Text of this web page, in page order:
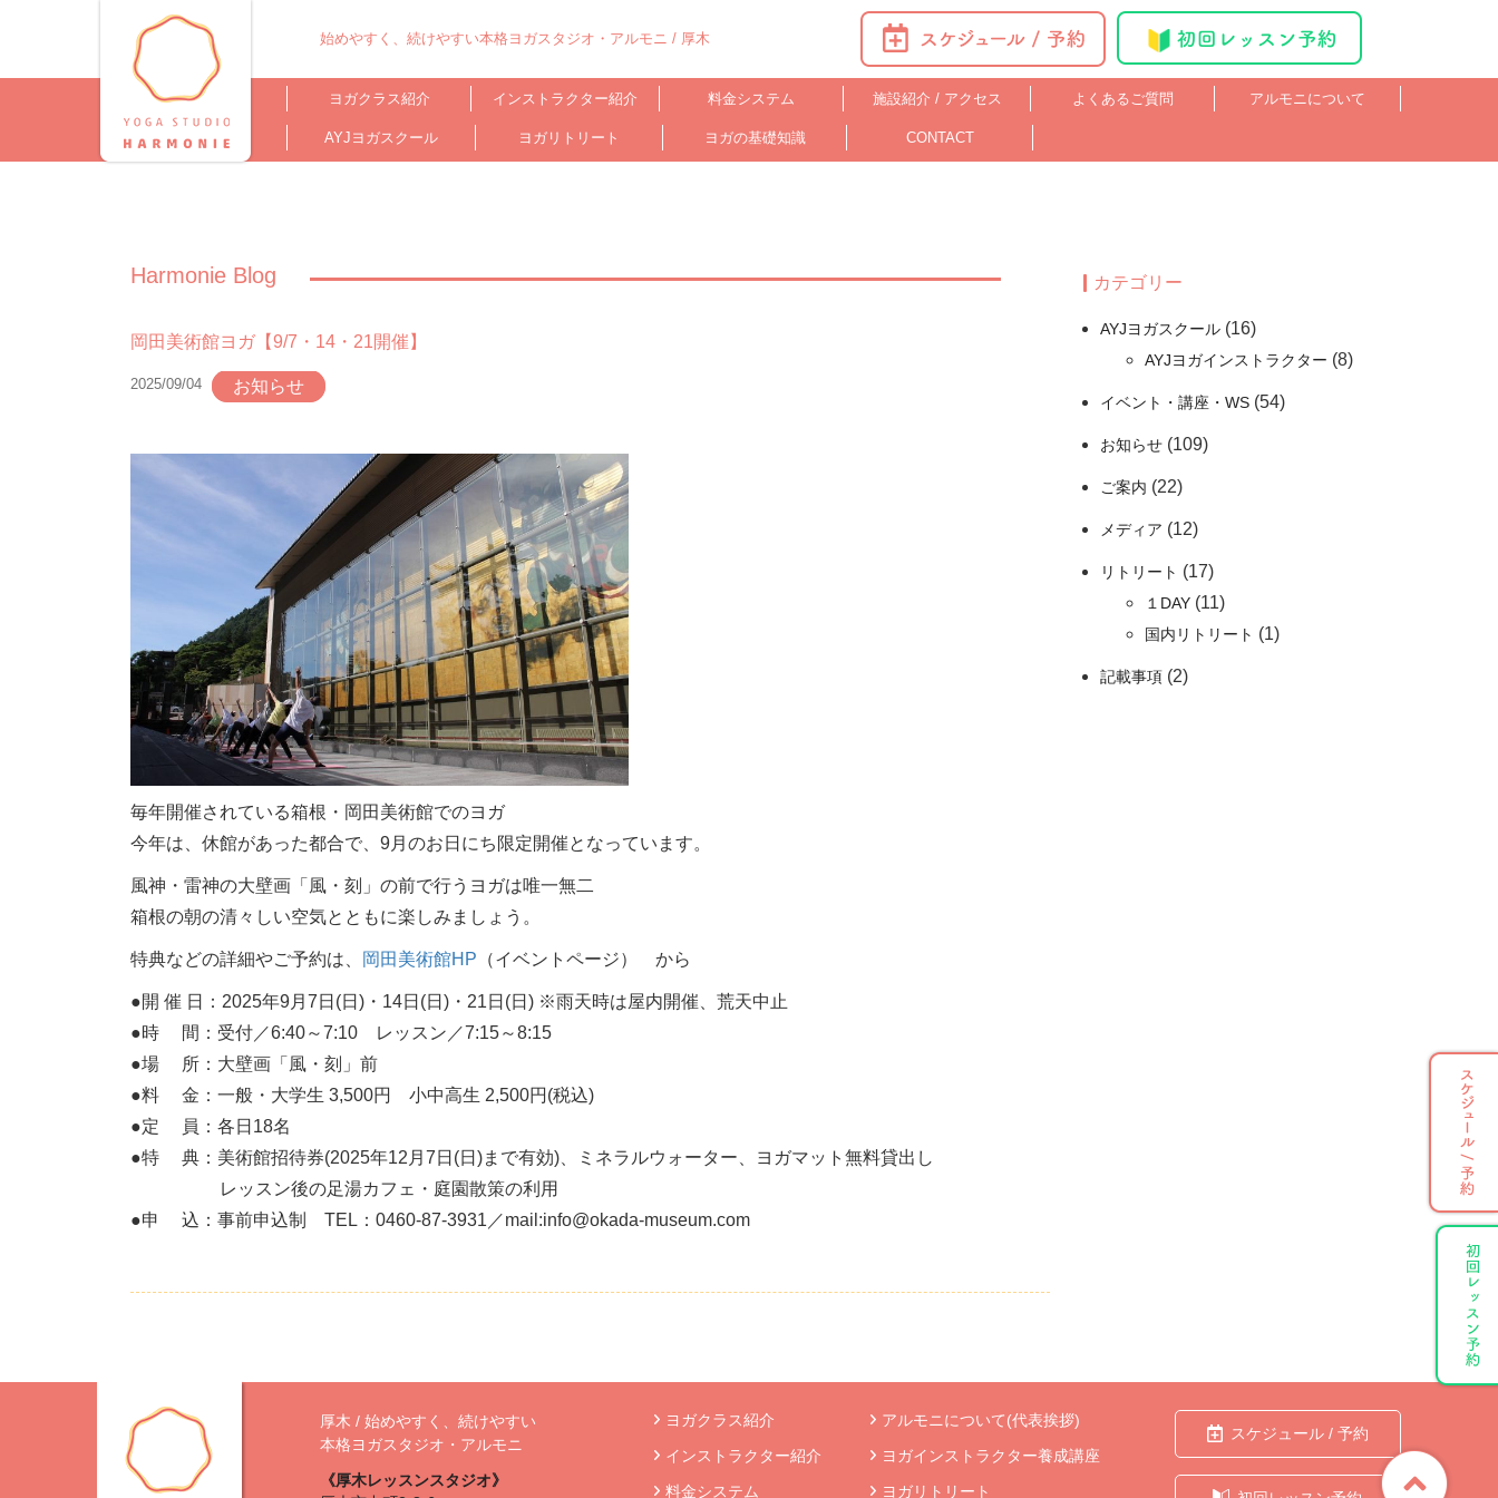
始めやすく、続けやすい本格ヨガスタジオ・アルモニ / 厚木
ヨガクラス紹介 インストラクター紹介 料金システム 施設紹介 / アクセス よくあるご質問 アルモニについて
AYJヨガスクール ヨガリトリート ヨガの基礎知識 CONTACT
Harmonie Blog
岡田美術館ヨガ【9/7・14・21開催】
2025/09/04 お知らせ
毎年開催されている箱根・岡田美術館でのヨガ
今年は、休館があった都合で、9月のお日にち限定開催となっています。
風神・雷神の大壁画「風・刻」の前で行うヨガは唯一無二
箱根の朝の清々しい空気とともに楽しみましょう。
特典などの詳細やご予約は、 岡田美術館HP （イベントページ） から
●開 催 日：2025年9月7日(日)・14日(日)・21日(日) ※雨天時は屋内開催、荒天中止
●時 間：受付／6:40～7:10 レッスン／7:15～8:15
●場 所：大壁画「風・刻」前
●料 金：一般・大学生 3,500円 小中高生 2,500円(税込)
●定 員：各日18名
●特 典：美術館招待券(2025年12月7日(日)まで有効)、ミネラルウォーター、ヨガマット無料貸出し
レッスン後の足湯カフェ・庭園散策の利用
●申 込：事前申込制 TEL：0460-87-3931／mail:info@okada-museum.com
カテゴリー
AYJヨガスクール (16)
AYJヨガインストラクター (8)
イベント・講座・WS (54)
お知らせ (109)
ご案内 (22)
メディア (12)
リトリート (17)
１DAY (11)
国内リトリート (1)
記載事項 (2)
ヨガクラス紹介
インストラクター紹介
料金システム
アルモニについて(代表挨拶)
ヨガインストラクター養成講座
ヨガリトリート
スケジュール / 予約
厚木 / 始めやすく、続けやすい
本格ヨガスタジオ・アルモニ
《厚木レッスンスタジオ》